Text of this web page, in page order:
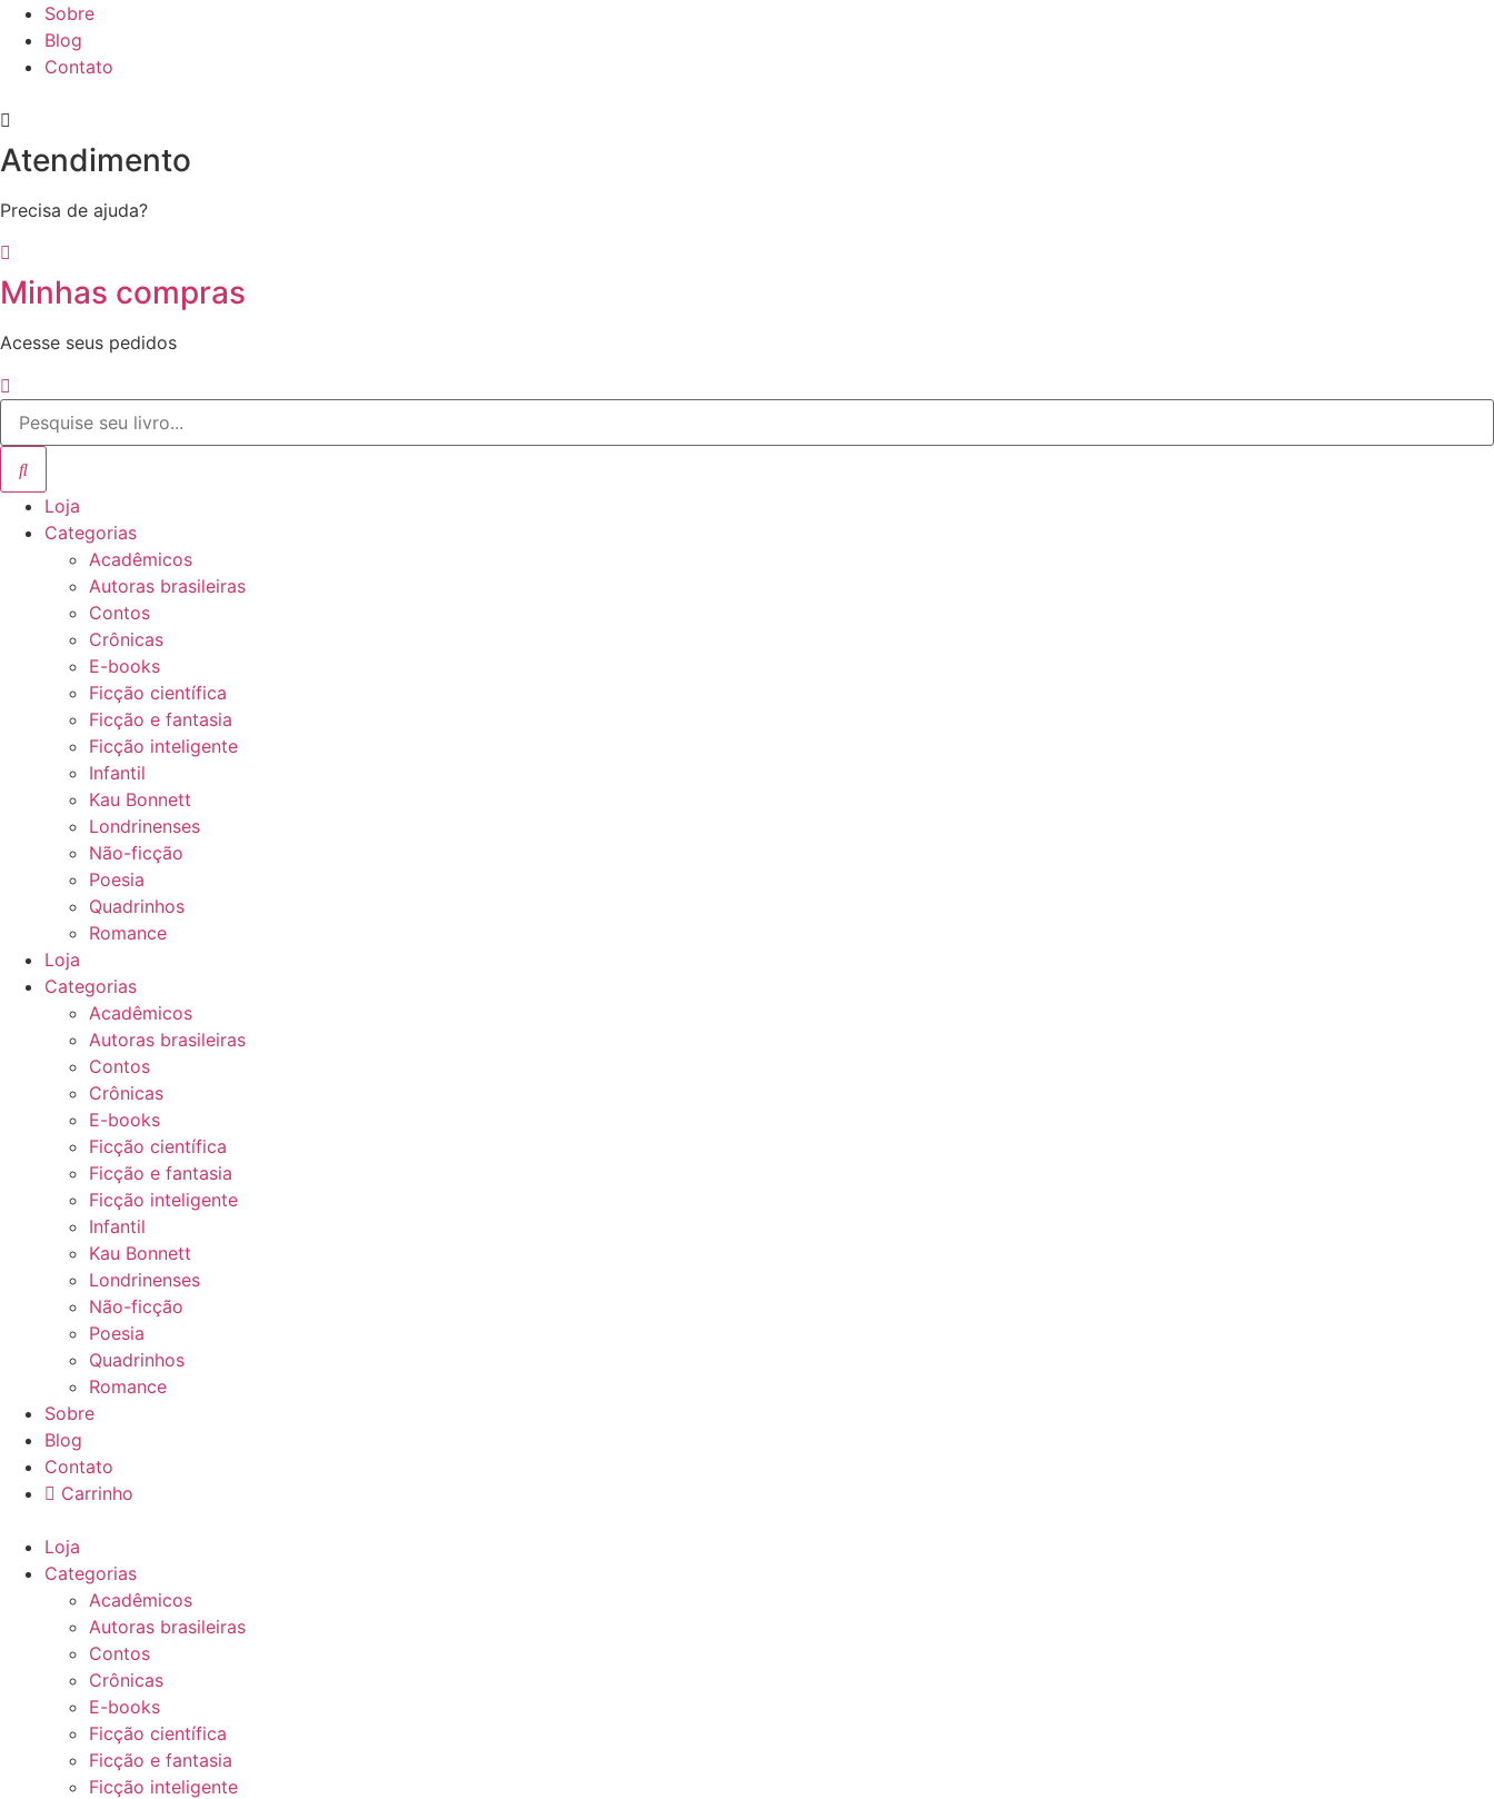
para
Sobre
Blog
Contato
Atendimento
Precisa de ajuda?
Minhas compras
Acesse seus pedidos
Pesquisar
Loja
Categorias
Acadêmicos
Autoras brasileiras
Contos
Crônicas
E-books
Ficção científica
Ficção e fantasia
Ficção inteligente
Infantil
Kau Bonnett
Londrinenses
Não-ficção
Poesia
Quadrinhos
Romance
Loja
Categorias
Acadêmicos
Autoras brasileiras
Contos
Crônicas
E-books
Ficção científica
Ficção e fantasia
Ficção inteligente
Infantil
Kau Bonnett
Londrinenses
Não-ficção
Poesia
Quadrinhos
Romance
Sobre
Blog
Contato
Carrinho
Loja
Categorias
Acadêmicos
Autoras brasileiras
Contos
Crônicas
E-books
Ficção científica
Ficção e fantasia
Ficção inteligente